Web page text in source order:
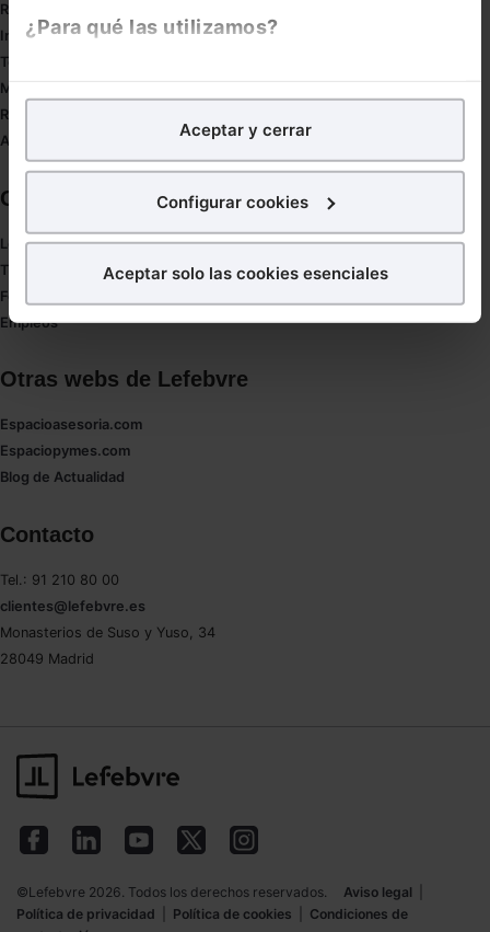
¿Para qué las utilizamos?
analíticospara tratar demejorar tu experienciaen
nuestra página web. También con fines publicitarios,
para poder mostrarte publicidad y contenidos de tu
¿Qué puedes hacer?
en la web sea óptima
todas las cookies excepto aquellas imprescindibles.
seleccionar solo aquellas que quieras permitir en tu
navegador. Si no seleccionas ninguna utilizaremos
las que sean indispensables para la navegación.
Saber más acerca de las cookies
Aceptar y cerrar
Configurar cookies
Aceptar solo las cookies esenciales
RGPD
Innovación
Tesauro
Mapa web
Redirect sitemap
Autores de El Derecho
Corporativo
Lefebvre
Tienda online
Formación
Empleos
Otras webs de Lefebvre
Espacioasesoria.com
Espaciopymes.com
Blog de Actualidad
Contacto
Tel.: 91 210 80 00
clientes@lefebvre.es
Monasterios de Suso y Yuso, 34
28049 Madrid
©Lefebvre 2026. Todos los derechos reservados. Aviso legal
Política de privacidad
Política de cookies
Condiciones de